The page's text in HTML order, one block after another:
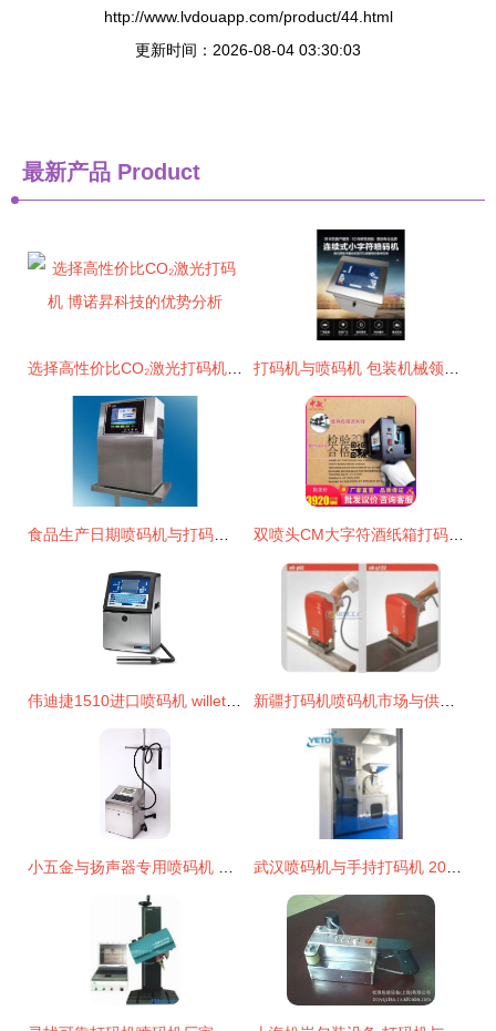
http://www.lvdouapp.com/product/44.html
更新时间：2026-08-04 03:30:03
最新产品 Product